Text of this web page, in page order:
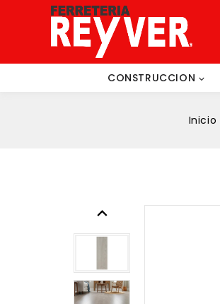
CONSTRUCCION
Inicio